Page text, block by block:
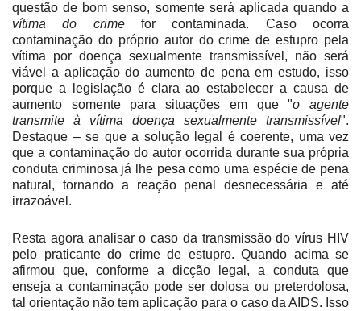
questão de bom senso, somente será aplicada quando a
vítima do crimefor contaminada. Caso ocorra
contaminação do próprio autor do crime de estupro pela
vítima por doença sexualmente transmissível, não será
viável a aplicação do aumento de pena em estudo, isso
porque a legislação é clara ao estabelecer a causa de
aumento somente para situações em que "o agente
transmite à vítima doença sexualmente transmissível".
Destaque – se que a solução legal é coerente, uma vez
que a contaminação do autor ocorrida durante sua própria
conduta criminosa já lhe pesa como uma espécie de pena
natural, tornando a reação penal desnecessária e até
irrazoável.
Resta agora analisar o caso da transmissão do vírus HIV
pelo praticante do crime de estupro. Quando acima se
afirmou que, conforme a dicção legal, a conduta que
enseja a contaminação pode ser dolosa ou preterdolosa,
tal orientação não tem aplicação para o caso da AIDS. Isso